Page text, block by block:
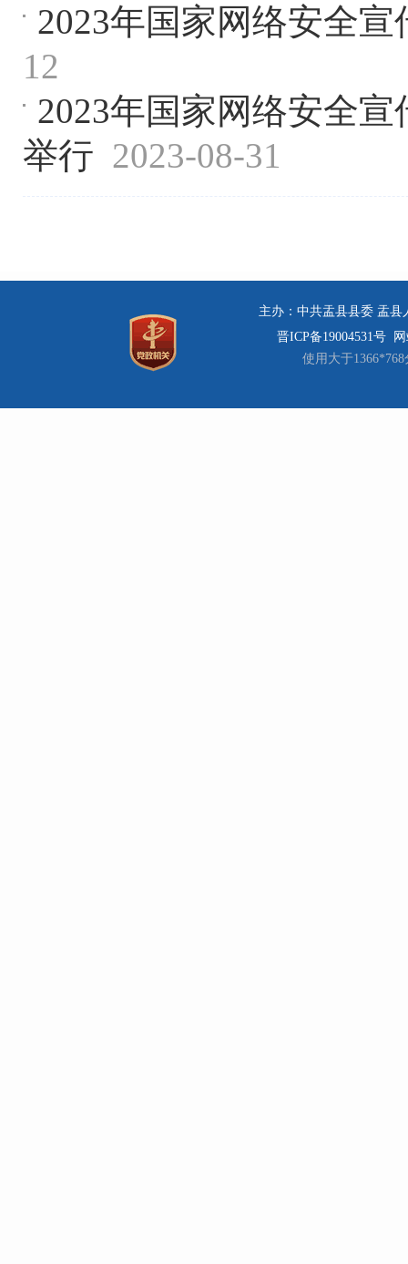
2023年国家网络安全
12
2023年国家网络安全
举行 2023-08-31
主办：中共盂县县委 盂县
晋ICP备19004531号
使用大于